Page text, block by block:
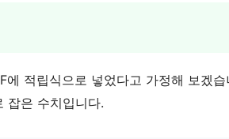
적립식으로 넣었다고 가정해 보겠습
잡은 수치입니다.